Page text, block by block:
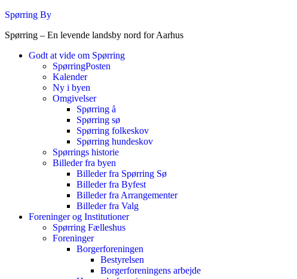
Videre
indhold
Spørring By
Spørring – En levende landsby nord for Aarhus
Godt at vide om Spørring
SpørringPosten
Kalender
Ny i byen
Omgivelser
Spørring å
Spørring sø
Spørring folkeskov
Spørring hundeskov
Spørrings historie
Billeder fra byen
Billeder fra Spørring Sø
Billeder fra Byfest
Billeder fra Arrangementer
Billeder fra Valg
Foreninger og Institutioner
Spørring Fælleshus
Foreninger
Borgerforeningen
Bestyrelsen
Borgerforeningens arbejde